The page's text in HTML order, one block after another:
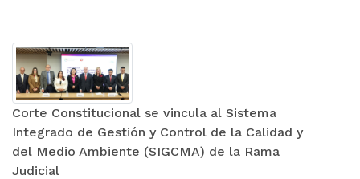
Corte Constitucional se vincula al Sistema
Integrado de Gestión y Control de la Calidad y
del Medio Ambiente (SIGCMA) de la Rama
Judicial